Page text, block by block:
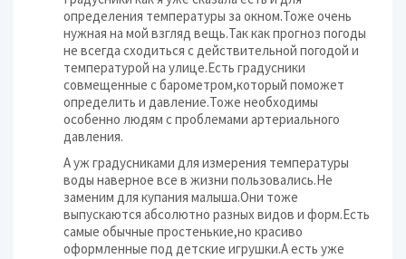
определения температуры за окном.Тоже очень
нужная на мой взгляд вещь.Так как прогноз погоды
не всегда сходиться с действительной погодой и
температурой на улице.Есть градусники
совмещенные с барометром,который поможет
определить и давление.Тоже необходимы
особенно людям с проблемами артериального
давления.
А уж градусниками для измерения температуры
воды наверное все в жизни пользовались.Не
заменим для купания малыша.Они тоже
выпускаются абсолютно разных видов и форм.Есть
самые обычные простенькие,но красиво
оформленные под детские игрушки.А есть уже